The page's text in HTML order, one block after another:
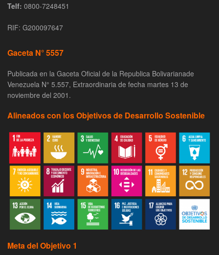
Telf: 0800-7248451
RIF: G200097647
Gaceta N° 5557
Publicada en la Gaceta Oficial de la Republica Bolivarianade
Venezuela N° 5.557, Extraordinaria de fecha martes 13 de
noviembre del 2001.
Alineados con los Objetivos de Desarrollo Sostenible
Meta del Objetivo 1